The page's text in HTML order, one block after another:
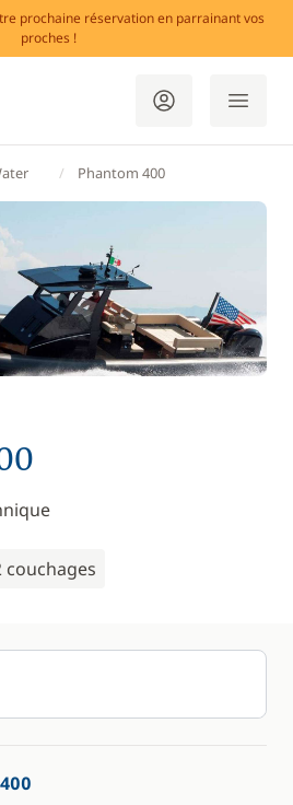
prochaine réservation en parrainant vos
proches !
Phantom 400
couchages